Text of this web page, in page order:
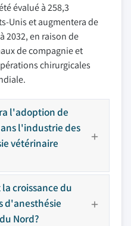
évalué à 258,3
Unis et augmentera de
2032, en raison de
de compagnie et
chirurgicales
l'adoption de
l'industrie des
vétérinaire
croissance du
d'anesthésie
Nord?